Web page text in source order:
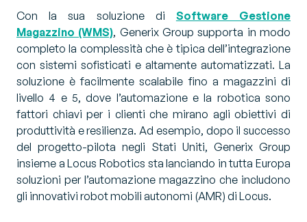
Con la sua soluzione di Software Gestione
Magazzino (WMS), Generix Group supporta in modo
completo la complessità che è tipica dell’integrazione
con sistemi sofisticati e altamente automatizzati. La
soluzione è facilmente scalabile fino a magazzini di
livello 4 e 5, dove l’automazione e la robotica sono
fattori chiavi per i clienti che mirano agli obiettivi di
produttività e resilienza. Ad esempio, dopo il successo
del progetto-pilota negli Stati Uniti, Generix Group
insieme a Locus Robotics sta lanciando in tutta Europa
soluzioni per l’automazione magazzino che includono
gli innovativi robot mobili autonomi (AMR) di Locus.